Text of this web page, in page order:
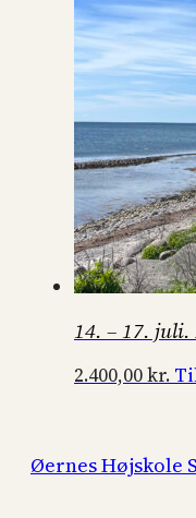
14. – 17. juli.
2.400,00kr.
Øernes Højskole